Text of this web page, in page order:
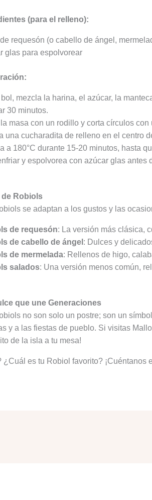
(para el relleno):
requesón (o cabello de ángel,
glas para espolvorear
bol, mezcla la harina, el azúcar, la
30 minutos.
la masa con un rodillo y corta círculos con
una cucharadita de relleno en el centro
a 180°C durante 15-20 minutos, hasta
y espolvorea con azúcar glas antes
Robiols
se adaptan a los gustos y las
de requesón: La versión más clásica,
de cabello de ángel : Dulces y
de mermelada: Rellenos de higo,
salados: Una versión menos común,
que une Generaciones
no son solo un postre; son un
y a las fiestas de pueblo. Si visitas
de la isla a tu mesa!
¿Cuál es tu Robiol favorito? ¡Cuéntanos